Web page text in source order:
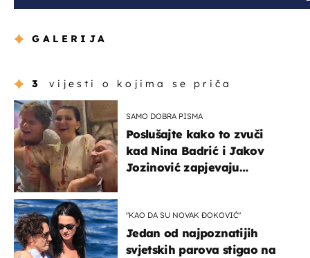
GALERIJA
3 vijesti o kojima se priča
SAMO DOBRA PISMA
Poslušajte kako to zvuči
kad Nina Badrić i Jakov
Jozinović zapjevaju
"KAO DA SU NOVAK ĐOKOVIĆ"
Jedan od najpoznatijih
svjetskih parova stigao na